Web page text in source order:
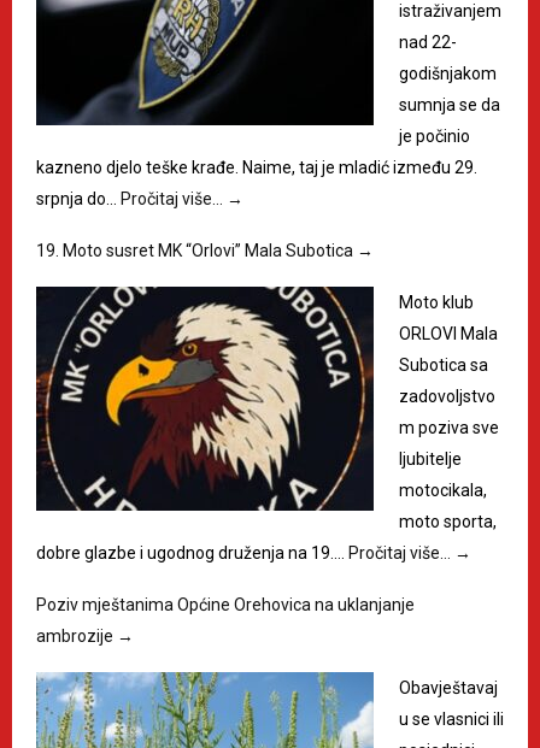
istraživanjem
nad 22-
godišnjakom
sumnja se da
je počinio
kazneno djelo teške krađe. Naime, taj je mladić između 29.
srpnja do… Pročitaj više… →
19. Moto susret MK “Orlovi” Mala Subotica →
Moto klub
ORLOVI Mala
Subotica sa
zadovoljstvo
m poziva sve
ljubitelje
motocikala,
moto sporta,
dobre glazbe i ugodnog druženja na 19.… Pročitaj više… →
Poziv mještanima Općine Orehovica na uklanjanje
ambrozije →
Obavještavaj
u se vlasnici ili